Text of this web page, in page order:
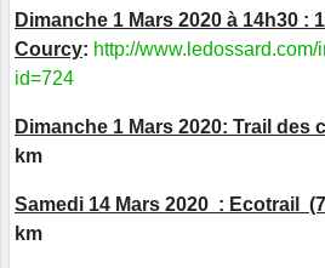
Dimanche 1 Mars 2020 à 14h30 :
Courcy: http://
id=724
Dimanche 1 Mars 2020: Trail des
km
Samedi 14 Mars 2020 : Ecotrail
km